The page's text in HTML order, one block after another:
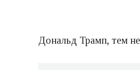
Дональд Трамп, тем